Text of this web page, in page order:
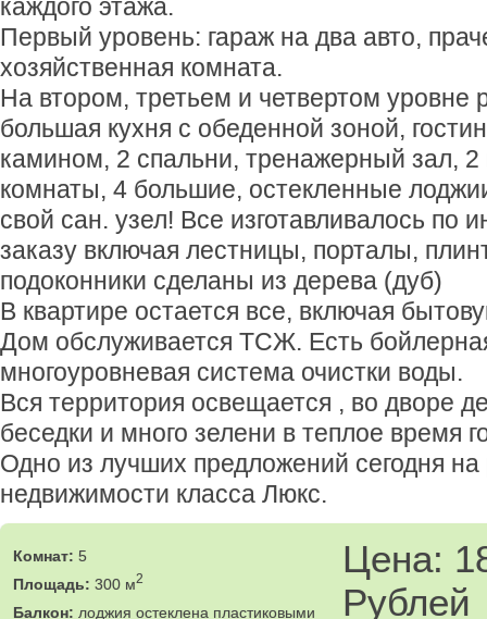
каждого этажа.
Первый уровень: гараж на два авто,
хозяйственная комната.
На втором, третьем и четвертом уровне
большая кухня с обеденной зоной,
камином, 2 спальни, тренажерный зал, 2
комнаты, 4 большие, остекленные
свой сан. узел! Все изготавливалось по
заказу включая лестницы, порталы,
подоконники сделаны из дерева (дуб)
В квартире остается все, включая
Дом обслуживается ТСЖ. Есть
многоуровневая система очистки воды.
Вся территория освещается , во дворе
беседки и много зелени в теплое время
Одно из лучших предложений сегодня
недвижимости класса Люкс.
Комнат: 5
Площадь: 300 м2
Балкон: лоджия остеклена пластиковыми
Цена:
Рублей